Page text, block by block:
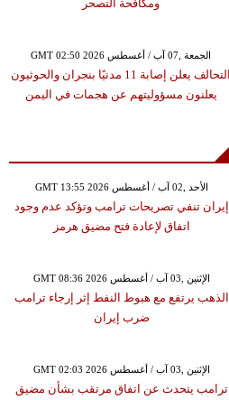
ومكافحة التصحر
GMT 02:50 2026 الجمعة ,07 آب / أغسطس
التحالف يعلن إصابة 11 مدنيًا بنجران والحوثيون
يعلنون مسؤوليتهم عن هجمات في اليمن
GMT 13:55 2026 الأحد ,02 آب / أغسطس
إيران تنفي تصريحات ترامب وتؤكد عدم وجود
اتفاق لإعادة فتح مضيق هرمز
GMT 08:36 2026 الإثنين ,03 آب / أغسطس
الذهب يرتفع مع هبوط النفط إثر إرجاء ترامب
ضرب إيران
GMT 02:03 2026 الإثنين ,03 آب / أغسطس
ترامب يتحدث عن اتفاق مرتقب بشأن مضيق